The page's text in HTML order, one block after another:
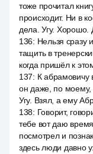
тоже прочитал
происходит. Ни в
дела. Угу. Хорошо.
136: Нельзя сразу
тащить в
когда пришёл к
137: К абрамовичу
он даже, по моему,
Угу. Взял, а ему
138: Говорит,
тебе вот даю
посмотрел и
здесь люди давно